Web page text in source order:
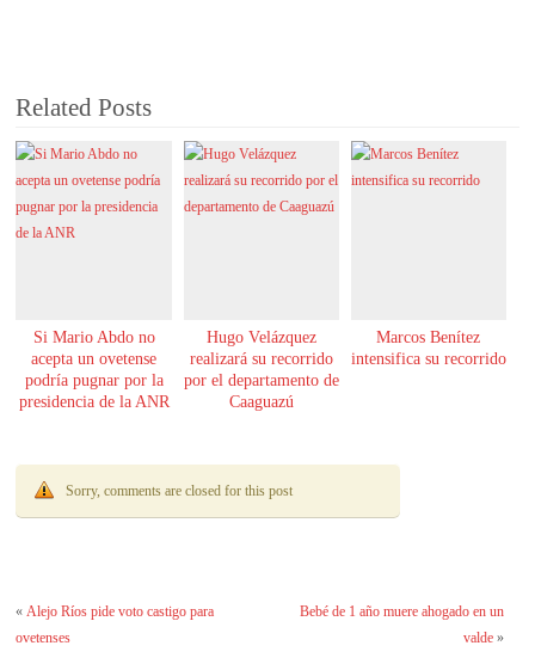
Related Posts
Si Mario Abdo no
acepta un ovetense
podría pugnar por la
presidencia de la ANR
Hugo Velázquez
realizará su recorrido
por el departamento de
Caaguazú
Marcos Benítez
intensifica su recorrido
Sorry, comments are closed for this post
«Alejo Ríos pide voto castigo para
ovetenses
Bebé de 1 año muere ahogado en un
valde»